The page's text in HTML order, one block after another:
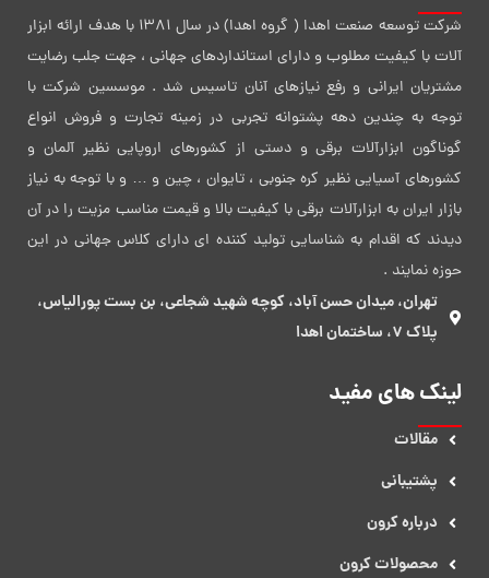
شرکت توسعه صنعت اهدا ( گروه اهدا) در سال 1381 با هدف ارائه ابزار
آلات با کیفیت مطلوب و دارای استانداردهای جهانی ، جهت جلب رضایت
مشتریان ایرانی و رفع نیازهای آنان تاسیس شد . موسسین شرکت با
توجه به چندین دهه پشتوانه تجربی در زمینه تجارت و فروش انواع
گوناگون ابزارآلات برقی و دستی از کشورهای اروپایی نظیر آلمان و
کشورهای آسیایی نظیر کره جنوبی ، تایوان ، چین و … و با توجه به نیاز
بازار ایران به ابزارآلات برقی با کیفیت بالا و قیمت مناسب مزیت را در آن
دیدند که اقدام به شناسایی تولید کننده ای دارای کلاس جهانی در این
حوزه نمایند .
تهران، میدان حسن آباد، کوچه شهید شجاعی، بن بست پورالیاس،
پلاک 7، ساختمان اهدا
لینک های مفید
مقالات
پشتیبانی
درباره کرون
محصولات کرون